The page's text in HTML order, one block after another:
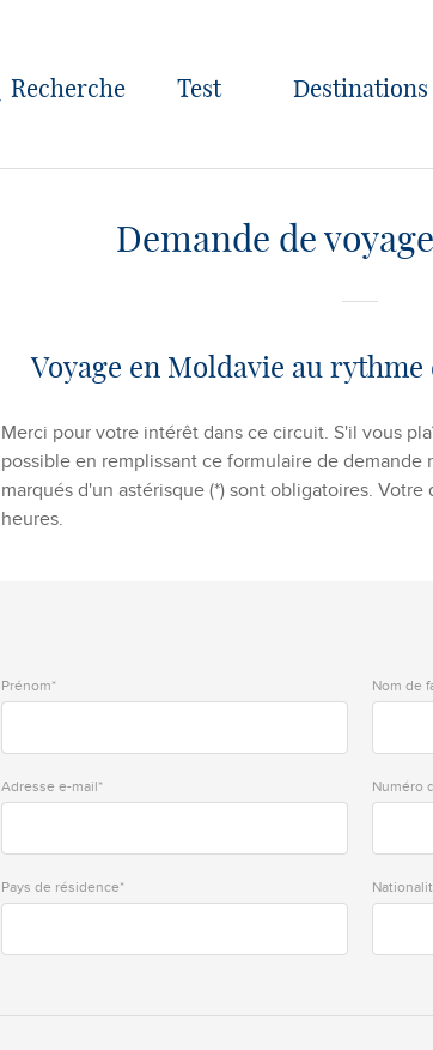
Test Destinations
Demande de
Voyage en Moldavie au rythme
Merci pour votre intérêt dans ce circuit. S'il vous
possible en remplissant ce formulaire de demande
marqués d'un astérisque (*) sont obligatoires.
heures.
Prénom* Nom de
Adresse e-mail* Numéro
Pays de résidence*